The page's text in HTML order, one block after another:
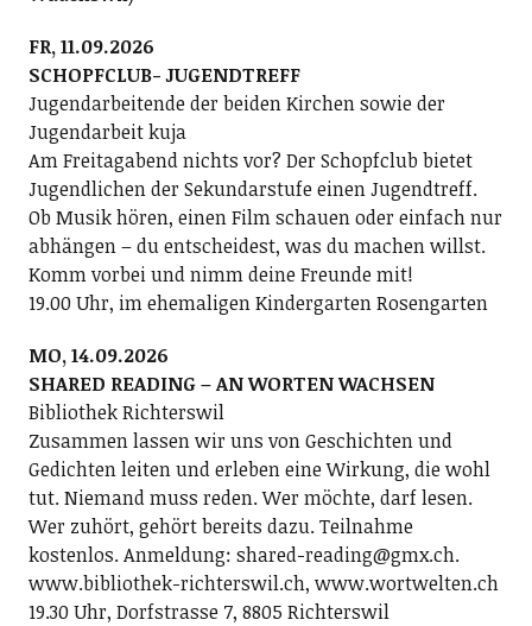
FR, 11.09.2026
SCHOPFCLUB- JUGENDTREFF
Jugendarbeitende der beiden Kirchen sowie der
Jugendarbeit kuja
Am Freitagabend nichts vor? Der Schopfclub bietet
Jugendlichen der Sekundarstufe einen Jugendtreff.
Ob Musik hören, einen Film schauen oder einfach nur
abhängen – du entscheidest, was du machen willst.
Komm vorbei und nimm deine Freunde mit!
19.00 Uhr, im ehemaligen Kindergarten Rosengarten
MO, 14.09.2026
SHARED READING – AN WORTEN WACHSEN
Bibliothek Richterswil
Zusammen lassen wir uns von Geschichten und
Gedichten leiten und erleben eine Wirkung, die wohl
tut. Niemand muss reden. Wer möchte, darf lesen.
Wer zuhört, gehört bereits dazu. Teilnahme
kostenlos. Anmeldung: shared-reading@gmx.ch.
www.bibliothek-richterswil.ch, www.wortwelten.ch
19.30 Uhr, Dorfstrasse 7, 8805 Richterswil